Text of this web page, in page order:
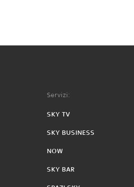
Servizi:
SKY TV
SKY BUSINESS
NOW
SKY BAR